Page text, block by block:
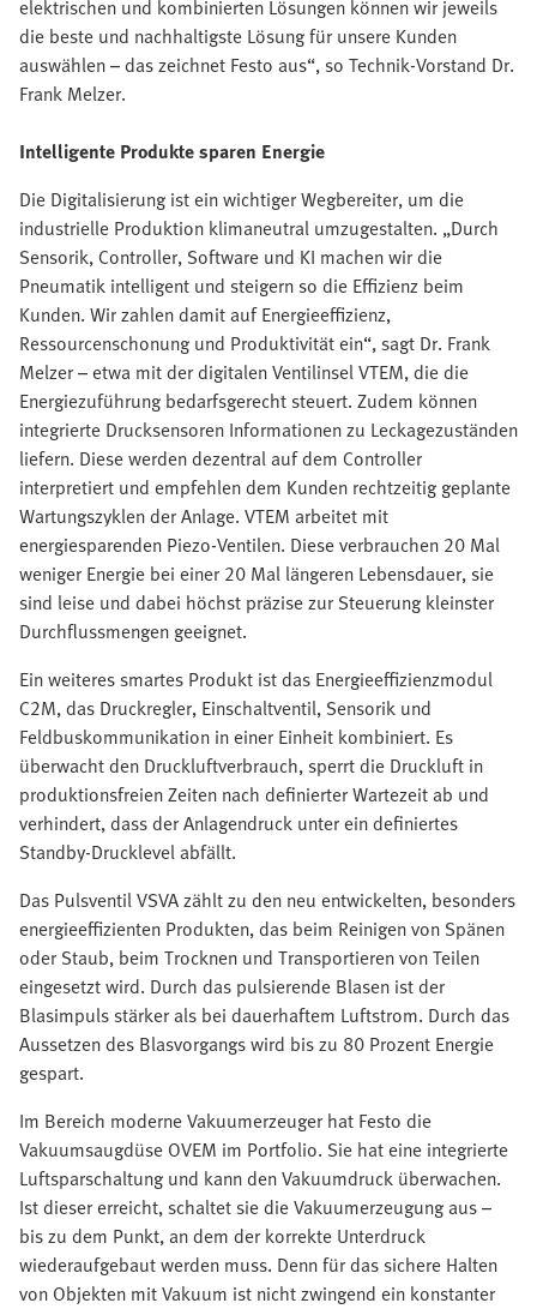
elektrischen und kombinierten Lösungen können wir jeweils
die beste und nachhaltigste Lösung für unsere Kunden
auswählen – das zeichnet Festo aus“, so Technik-Vorstand Dr.
Frank Melzer.
Intelligente Produkte sparen Energie
Die Digitalisierung ist ein wichtiger Wegbereiter, um die
industrielle Produktion klimaneutral umzugestalten. „Durch
Sensorik, Controller, Software und KI machen wir die
Pneumatik intelligent und steigern so die Effizienz beim
Kunden. Wir zahlen damit auf Energieeffizienz,
Ressourcenschonung und Produktivität ein“, sagt Dr. Frank
Melzer – etwa mit der digitalen Ventilinsel VTEM, die die
Energiezuführung bedarfsgerecht steuert. Zudem können
integrierte Drucksensoren Informationen zu Leckagezuständen
liefern. Diese werden dezentral auf dem Controller
interpretiert und empfehlen dem Kunden rechtzeitig geplante
Wartungszyklen der Anlage. VTEM arbeitet mit
energiesparenden Piezo-Ventilen. Diese verbrauchen 20 Mal
weniger Energie bei einer 20 Mal längeren Lebensdauer, sie
sind leise und dabei höchst präzise zur Steuerung kleinster
Durchflussmengen geeignet.
Ein weiteres smartes Produkt ist das Energieeffizienzmodul
C2M, das Druckregler, Einschaltventil, Sensorik und
Feldbuskommunikation in einer Einheit kombiniert. Es
überwacht den Druckluftverbrauch, sperrt die Druckluft in
produktionsfreien Zeiten nach definierter Wartezeit ab und
verhindert, dass der Anlagendruck unter ein definiertes
Standby-Drucklevel abfällt.
Das Pulsventil VSVA zählt zu den neu entwickelten, besonders
energieeffizienten Produkten, das beim Reinigen von Spänen
oder Staub, beim Trocknen und Transportieren von Teilen
eingesetzt wird. Durch das pulsierende Blasen ist der
Blasimpuls stärker als bei dauerhaftem Luftstrom. Durch das
Aussetzen des Blasvorgangs wird bis zu 80 Prozent Energie
gespart.
Im Bereich moderne Vakuumerzeuger hat Festo die
Vakuumsaugdüse OVEM im Portfolio. Sie hat eine integrierte
Luftsparschaltung und kann den Vakuumdruck überwachen.
Ist dieser erreicht, schaltet sie die Vakuumerzeugung aus –
bis zu dem Punkt, an dem der korrekte Unterdruck
wiederaufgebaut werden muss. Denn für das sichere Halten
von Objekten mit Vakuum ist nicht zwingend ein konstanter